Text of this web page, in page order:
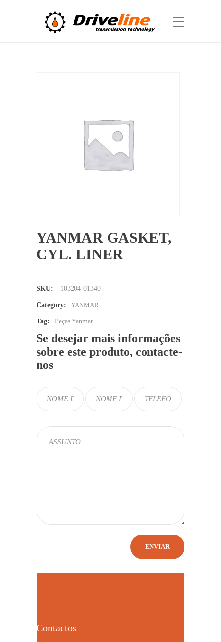
YANMAR GASKET,
CYL. LINER
SKU: 103204-01340
Category: YANMAR
Tag: Peças Yanmar
Se desejar mais informações
sobre este produto, contacte-
nos
Contactos